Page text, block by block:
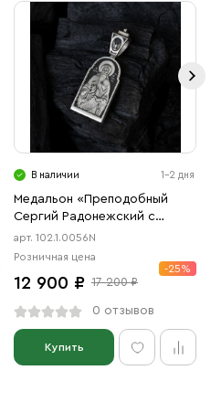
В наличии 1-2 дня
Медальон «Преподобный
Сергий Радонежский с
молитвой» чернение
арт. 102.1.0056N
Розничная цена
12 900 ₽ 17 200 ₽
-25%
0 отзывов
Купить